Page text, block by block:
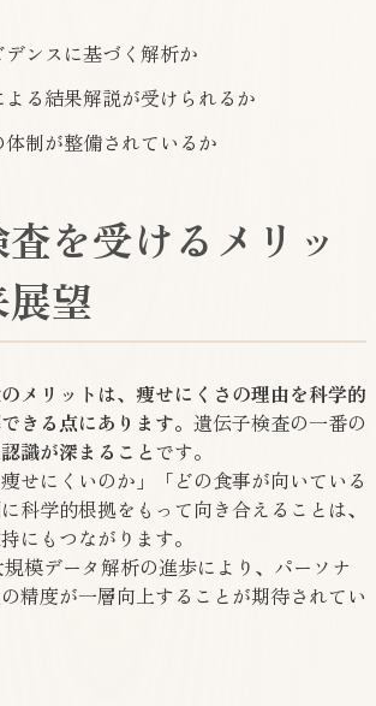
ンスに基づく解析か
る結果解説が受けられるか
制が整備されているか
を受けるメリッ
展望
メリットは、痩せにくさの理由を科学的
きる点にあります。 遺伝子検査の一番の
識が深まることです。
痩せにくいのか」「どの食事が向いている
科学的根拠をもって向き合えることは、
にもつながります。
模データ解析の進歩により、パーソナ
精度が一層向上することが期待されてい